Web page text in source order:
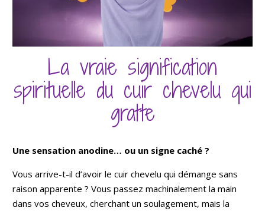
La vraie signification
spirituelle du cuir chevelu qui
gratte
Une sensation anodine… ou un signe caché ?
Vous arrive-t-il d’avoir le cuir chevelu qui démange sans
raison apparente ? Vous passez machinalement la main
dans vos cheveux, cherchant un soulagement, mais la